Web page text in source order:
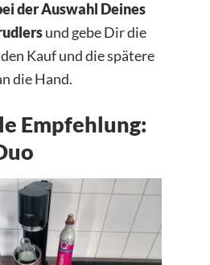
der Auswahl Deines
und gebe Dir die
Kauf und die spätere
die Hand.
Empfehlung: